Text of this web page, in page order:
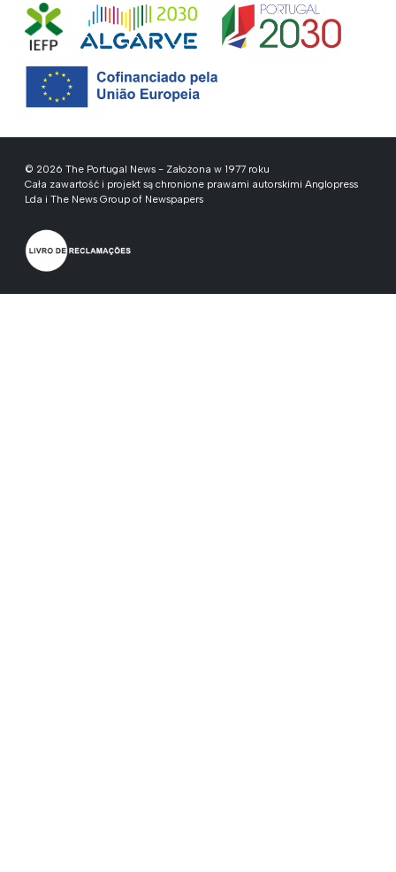
© 2026 The Portugal News - Założona w 1977 roku
Cała zawartość i projekt są chronione prawami autorskimi Anglopress
Lda i The News Group of Newspapers